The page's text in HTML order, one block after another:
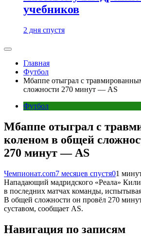
учебников
2 дня спустя
Главная
Футбол
Мбаппе отыграл с
сложности 270 минут — AS
Футбол
Мбаппе отыграл с
коленом в общей
270 минут — AS
Чемпионат.com7 месяцев спустя01
Нападающий мадридского «Реала»
в последних матчах команды,
В общей сложности он провёл 270
суставом, сообщает AS.
Навигация по записям